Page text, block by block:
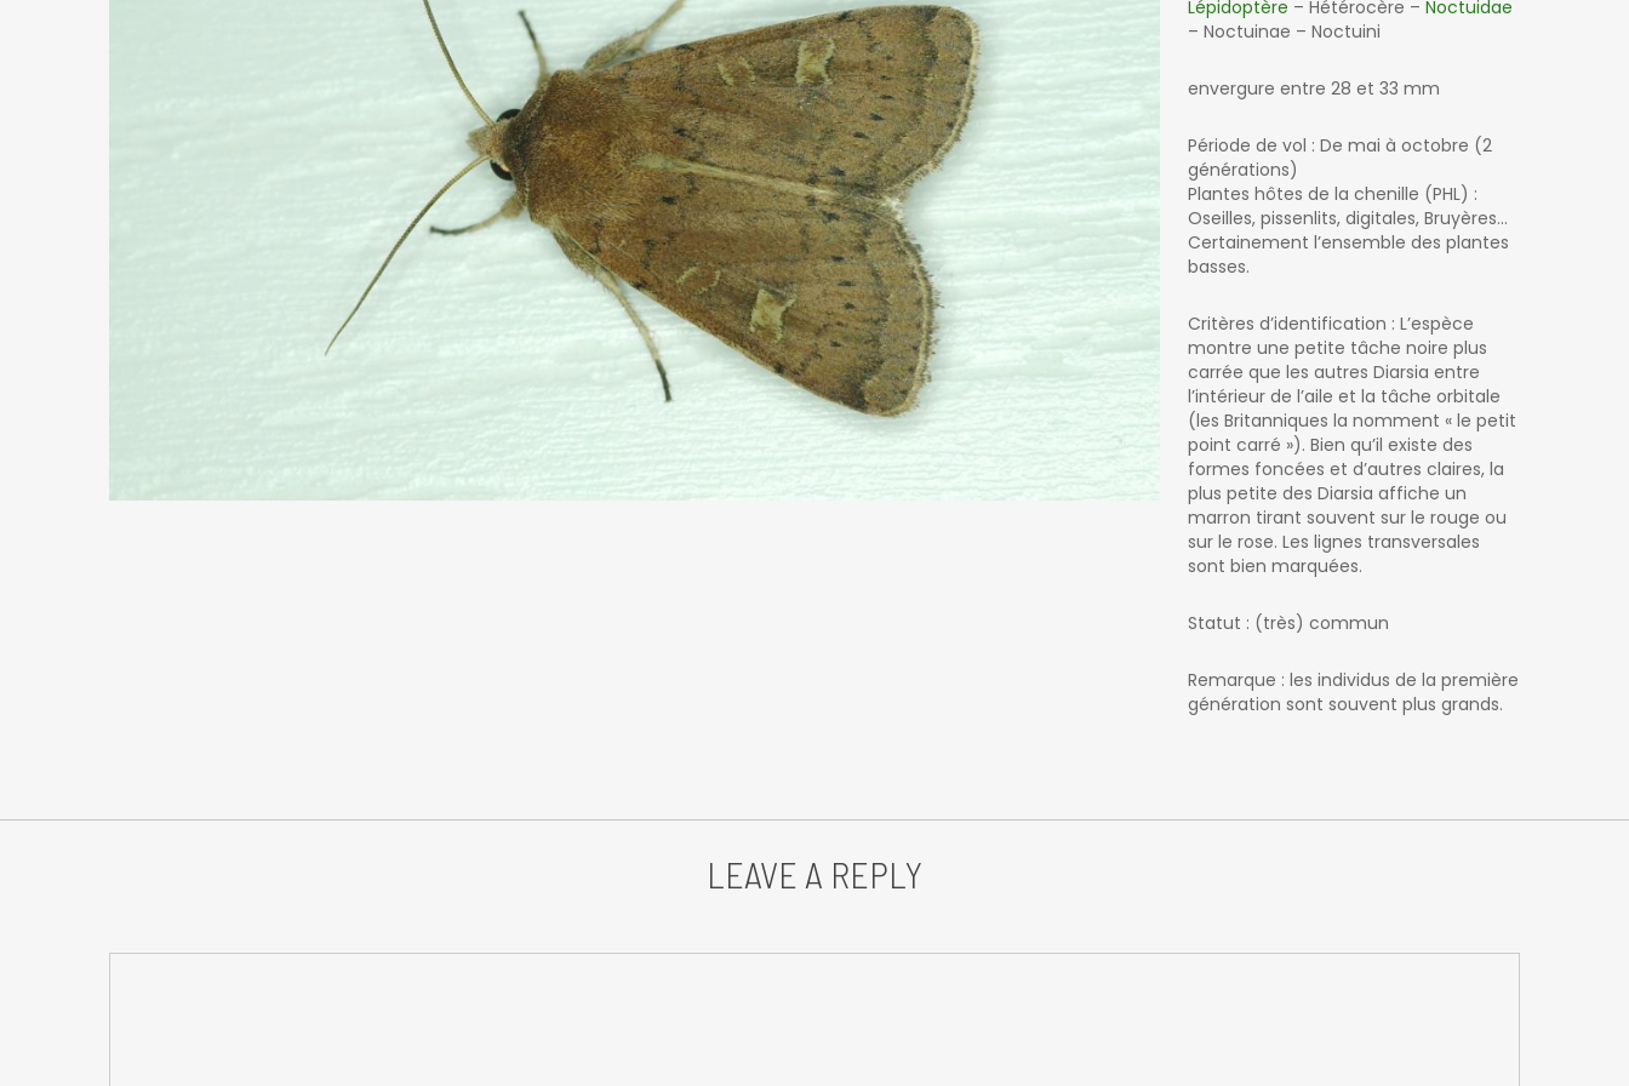
Lépidoptère – Hétérocère –Noctuidae
– Noctuinae – Noctuini
envergure entre 28 et 33 mm
Période de vol : De mai à octobre (2
générations)
Plantes hôtes de la chenille (PHL) :
Oseilles, pissenlits, digitales, Bruyères…
Certainement l’ensemble des plantes
basses.
Critères d’identification : L’espèce
montre une petite tâche noire plus
carrée que les autres Diarsia entre
l’intérieur de l’aile et la tâche orbitale
(les Britanniques la nomment « le petit
point carré »). Bien qu’il existe des
formes foncées et d’autres claires, la
plus petite des Diarsia affiche un
marron tirant souvent sur le rouge ou
sur le rose. Les lignes transversales
sont bien marquées.
Statut : (très) commun
Remarque : les individus de la première
génération sont souvent plus grands.
LEAVE A REPLY